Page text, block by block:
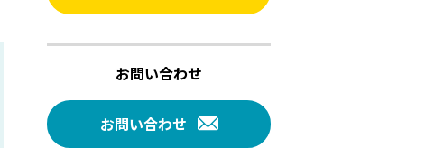
お問い合わせ
お問い合わせ